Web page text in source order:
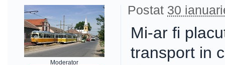
Moderator
Postat 30
Mi-ar fi
transport in